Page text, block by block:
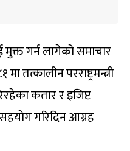
गर्न लागेको समाचार
तत्कालीन परराष्ट्रमन्त्री
कतार र इजिप्ट
गरिदिन आग्रह